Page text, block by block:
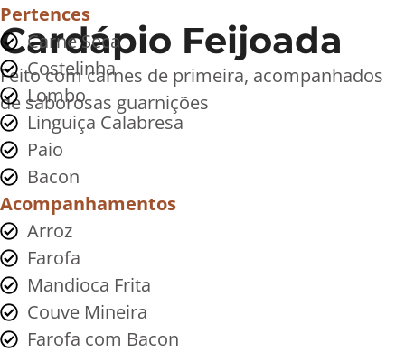
Cardápio Feijoada
Feito com carnes de primeira, acompanhados
de saborosas guarnições
Pertences
Carne Seca
Costelinha
Lombo
Linguiça Calabresa
Paio
Bacon
Acompanhamentos
Arroz
Farofa
Mandioca Frita
Couve Mineira
Farofa com Bacon